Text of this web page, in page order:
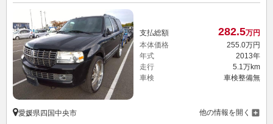
支払総額 282.5万円
本体価格
255.0万円
年式
2013年
走行
5.1万km
車検
車検整備無
愛媛県四国中央市 他の情報を開く